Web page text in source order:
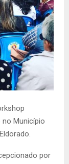
no Município
por